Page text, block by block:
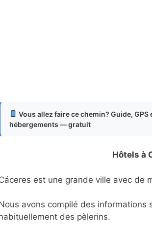
Vous allez faire ce chemin? Guide, GPS
hébergements — gratuit
Hôtels à
est une grande ville avec de
avons compilé des informations
des pèlerins.